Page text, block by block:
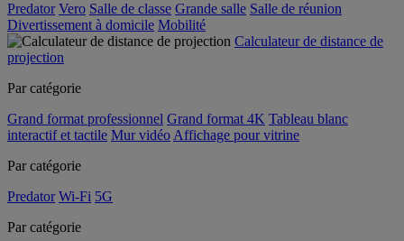
Predator Vero Salle de classe Grande salle Salle de réunion
Divertissement à domicile Mobilité
Calculateur de distance de
projection
Par catégorie
Grand format professionnel Grand format 4K Tableau blanc
interactif et tactile Mur vidéo Affichage pour vitrine
Par catégorie
Predator Wi-Fi 5G
Par catégorie